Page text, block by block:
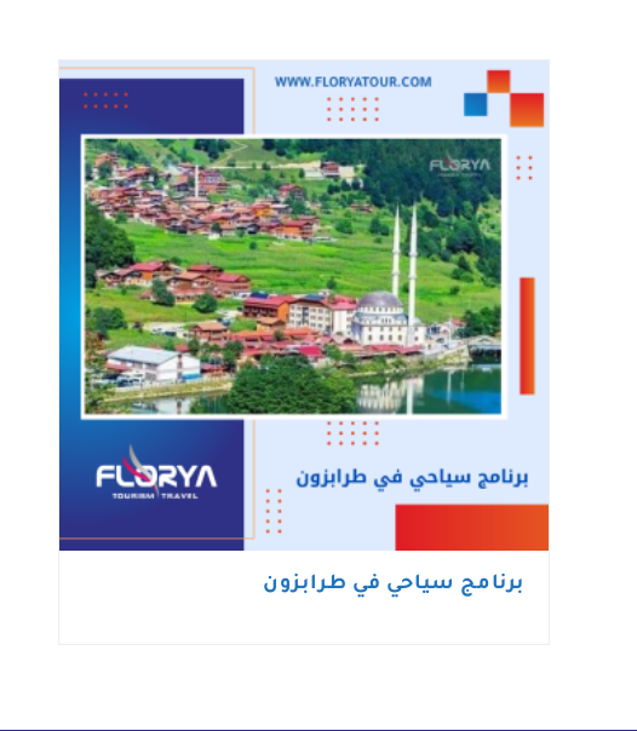
برنامج سياحي في طرابزون